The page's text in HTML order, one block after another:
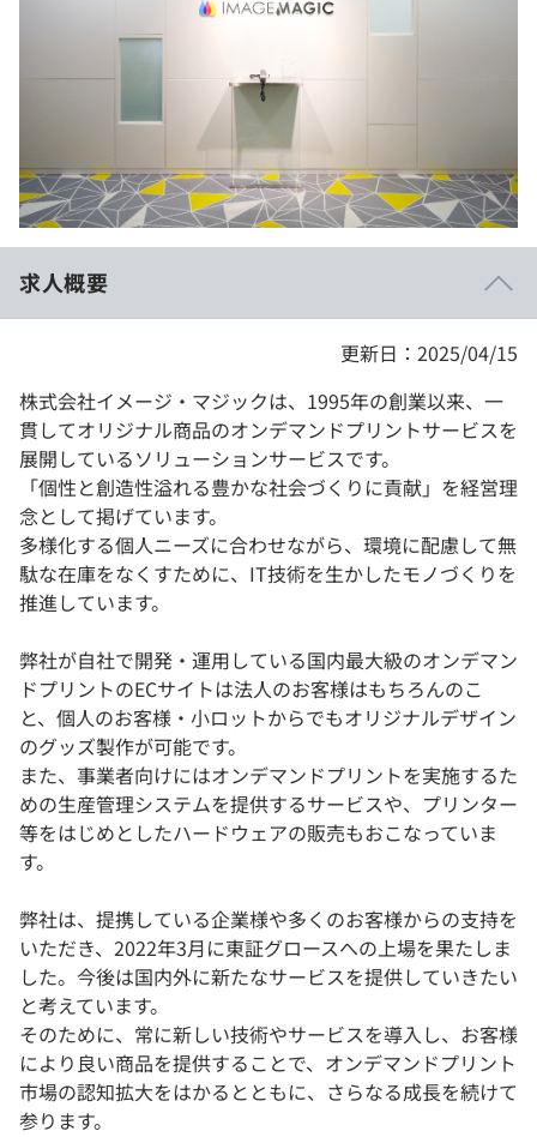
就活成功ガイド
法人向けプラン
学校向けプラン
契約内容・クーポン
求人概要
更新日：2025/04/15
株式会社イメージ・マジックは、1995年の創業以来、一
貫してオリジナル商品のオンデマンドプリントサービスを
展開しているソリューションサービスです。
「個性と創造性溢れる豊かな社会づくりに貢献」を経営理
念として掲げています。
多様化する個人ニーズに合わせながら、環境に配慮して無
駄な在庫をなくすために、IT技術を生かしたモノづくりを
推進しています。
弊社が自社で開発・運用している国内最大級のオンデマン
ドプリントのECサイトは法人のお客様はもちろんのこ
と、個人のお客様・小ロットからでもオリジナルデザイン
のグッズ製作が可能です。
また、事業者向けにはオンデマンドプリントを実施するた
めの生産管理システムを提供するサービスや、プリンター
等をはじめとしたハードウェアの販売もおこなっていま
す。
弊社は、提携している企業様や多くのお客様からの支持を
いただき、2022年3月に東証グロースへの上場を果たしま
した。今後は国内外に新たなサービスを提供していきたい
と考えています。
そのために、常に新しい技術やサービスを導入し、お客様
により良い商品を提供することで、オンデマンドプリント
市場の認知拡大をはかるとともに、さらなる成長を続けて
参ります。